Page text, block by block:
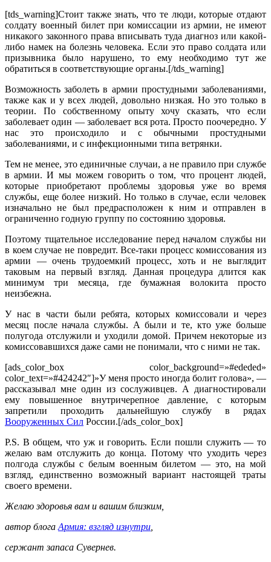
[tds_warning]Стоит также знать, что те люди, которые отдают
солдату военный билет при комиссации из армии, не имеют
никакого законного права вписывать туда диагноз или какой-
либо намек на болезнь человека. Если это право солдата или
призывника было нарушено, то ему необходимо тут же
обратиться в соответствующие органы.[/tds_warning]
Возможность заболеть в армии простудными заболеваниями,
также как и у всех людей, довольно низкая. Но это только в
теории. По собственному опыту хочу сказать, что если
заболевает один — заболевает вся рота. Просто поочередно. У
нас это происходило и с обычными простудными
заболеваниями, и с инфекционными типа ветрянки.
Тем не менее, это единичные случаи, а не правило при службе
в армии. И мы можем говорить о том, что процент людей,
которые приобретают проблемы здоровья уже во время
службы, еще более низкий. Но только в случае, если человек
изначально не был предрасположен к ним и отправлен в
ограниченно годную группу по состоянию здоровья.
Поэтому тщательное исследование перед началом службы ни
в коем случае не повредит. Все-таки процесс комиссования из
армии — очень трудоемкий процесс, хоть и не выглядит
таковым на первый взгляд. Данная процедура длится как
минимум три месяца, где бумажная волокита просто
неизбежна.
У нас в части были ребята, которых комиссовали и через
месяц после начала службы. А были и те, кто уже больше
полугода отслужили и уходили домой. Причем некоторые из
комиссовавшихся даже сами не понимали, что с ними не так.
[ads_color_box color_background=»#ededed»
color_text=»#424242″]»У меня просто иногда болит голова», —
рассказывал мне один из сослуживцев. А диагностировали
ему повышенное внутричерепное давление, с которым
запретили проходить дальнейшую службу в рядах
Вооруженных Сил России.[/ads_color_box]
P.S. В общем, что уж и говорить. Если пошли служить — то
желаю вам отслужить до конца. Потому что уходить через
полгода службы с белым военным билетом — это, на мой
взгляд, единственно возможный вариант настоящей траты
своего времени.
Желаю здоровья вам и вашим близким,
автор блогаАрмия: взгляд изнутри,
сержант запаса Сувернев.